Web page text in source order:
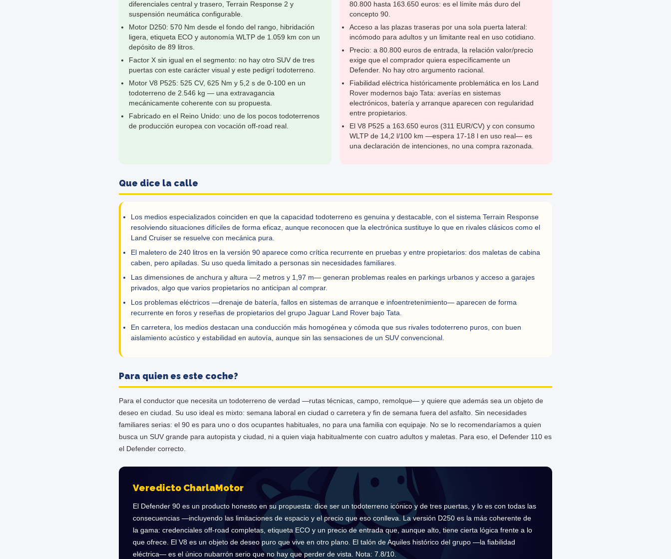
diferenciales central y trasero, Terrain Response 2 y
suspensión neumática configurable.
Motor D250: 570 Nm desde el fondo del rango, hibridación
ligera, etiqueta ECO y autonomía WLTP de 1.059 km con un
depósito de 89 litros.
Factor X sin igual en el segmento: no hay otro SUV de tres
puertas con este carácter visual y este pedigrí todoterreno.
Motor V8 P525: 525 CV, 625 Nm y 5,2 s de 0-100 en un
todoterreno de 2.546 kg — una extravagancia
mecánicamente coherente con su propuesta.
Fabricado en el Reino Unido: uno de los pocos todoterrenos
de producción europea con vocación off-road real.
80.800 hasta 163.650 euros: es el límite más duro del
concepto 90.
Acceso a las plazas traseras por una sola puerta lateral:
incómodo para adultos y un limitante real en uso cotidiano.
Precio: a 80.800 euros de entrada, la relación valor/precio
exige que el comprador quiera específicamente un
Defender. No hay otro argumento racional.
Fiabilidad eléctrica históricamente problemática en los Land
Rover modernos bajo Tata: averías en sistemas
electrónicos, batería y arranque aparecen con regularidad
entre propietarios.
El V8 P525 a 163.650 euros (311 EUR/CV) y con consumo
WLTP de 14,2 l/100 km —espera 17-18 l en uso real— es
una declaración de intenciones, no una compra razonada.
Que dice la calle
Los medios especializados coinciden en que la capacidad todoterreno es genuina y destacable, con el sistema Terrain Response
resolviendo situaciones difíciles de forma eficaz, aunque reconocen que la electrónica sustituye lo que en rivales clásicos como el
Land Cruiser se resuelve con mecánica pura.
El maletero de 240 litros en la versión 90 aparece como crítica recurrente en pruebas y entre propietarios: dos maletas de cabina
caben, pero apiladas. Su uso queda limitado a personas sin necesidades familiares.
Las dimensiones de anchura y altura —2 metros y 1,97 m— generan problemas reales en parkings urbanos y acceso a garajes
privados, algo que varios propietarios no anticipan al comprar.
Los problemas eléctricos —drenaje de batería, fallos en sistemas de arranque e infoentretenimiento— aparecen de forma
recurrente en foros y reseñas de propietarios del grupo Jaguar Land Rover bajo Tata.
En carretera, los medios destacan una conducción más homogénea y cómoda que sus rivales todoterreno puros, con buen
aislamiento acústico y estabilidad en autovía, aunque sin las sensaciones de un SUV convencional.
Para quien es este coche?
Para el conductor que necesita un todoterreno de verdad —rutas técnicas, campo, remolque— y quiere que además sea un objeto de
deseo en ciudad. Su uso ideal es mixto: semana laboral en ciudad o carretera y fin de semana fuera del asfalto. Sin necesidades
familiares serias: el 90 es para uno o dos ocupantes habituales, no para una familia con equipaje. No se lo recomendaríamos a quien
busca un SUV grande para autopista y ciudad, ni a quien viaja habitualmente con cuatro adultos y maletas. Para eso, el Defender 110 es
el Defender correcto.
Veredicto CharlaMotor
El Defender 90 es un producto honesto en su propuesta: dice ser un todoterreno icónico y de tres puertas, y lo es con todas las
consecuencias —incluyendo las limitaciones de espacio y el precio que eso conlleva. La versión D250 es la más coherente de
la gama: credenciales off-road completas, etiqueta ECO y un precio de entrada que, aunque alto, tiene cierta lógica frente a lo
que ofrece. El V8 es un objeto de deseo puro que vive en otro plano. El talón de Aquiles histórico del grupo —la fiabilidad
eléctrica— es el único nubarrón serio que no hay que perder de vista. Nota: 7.8/10.